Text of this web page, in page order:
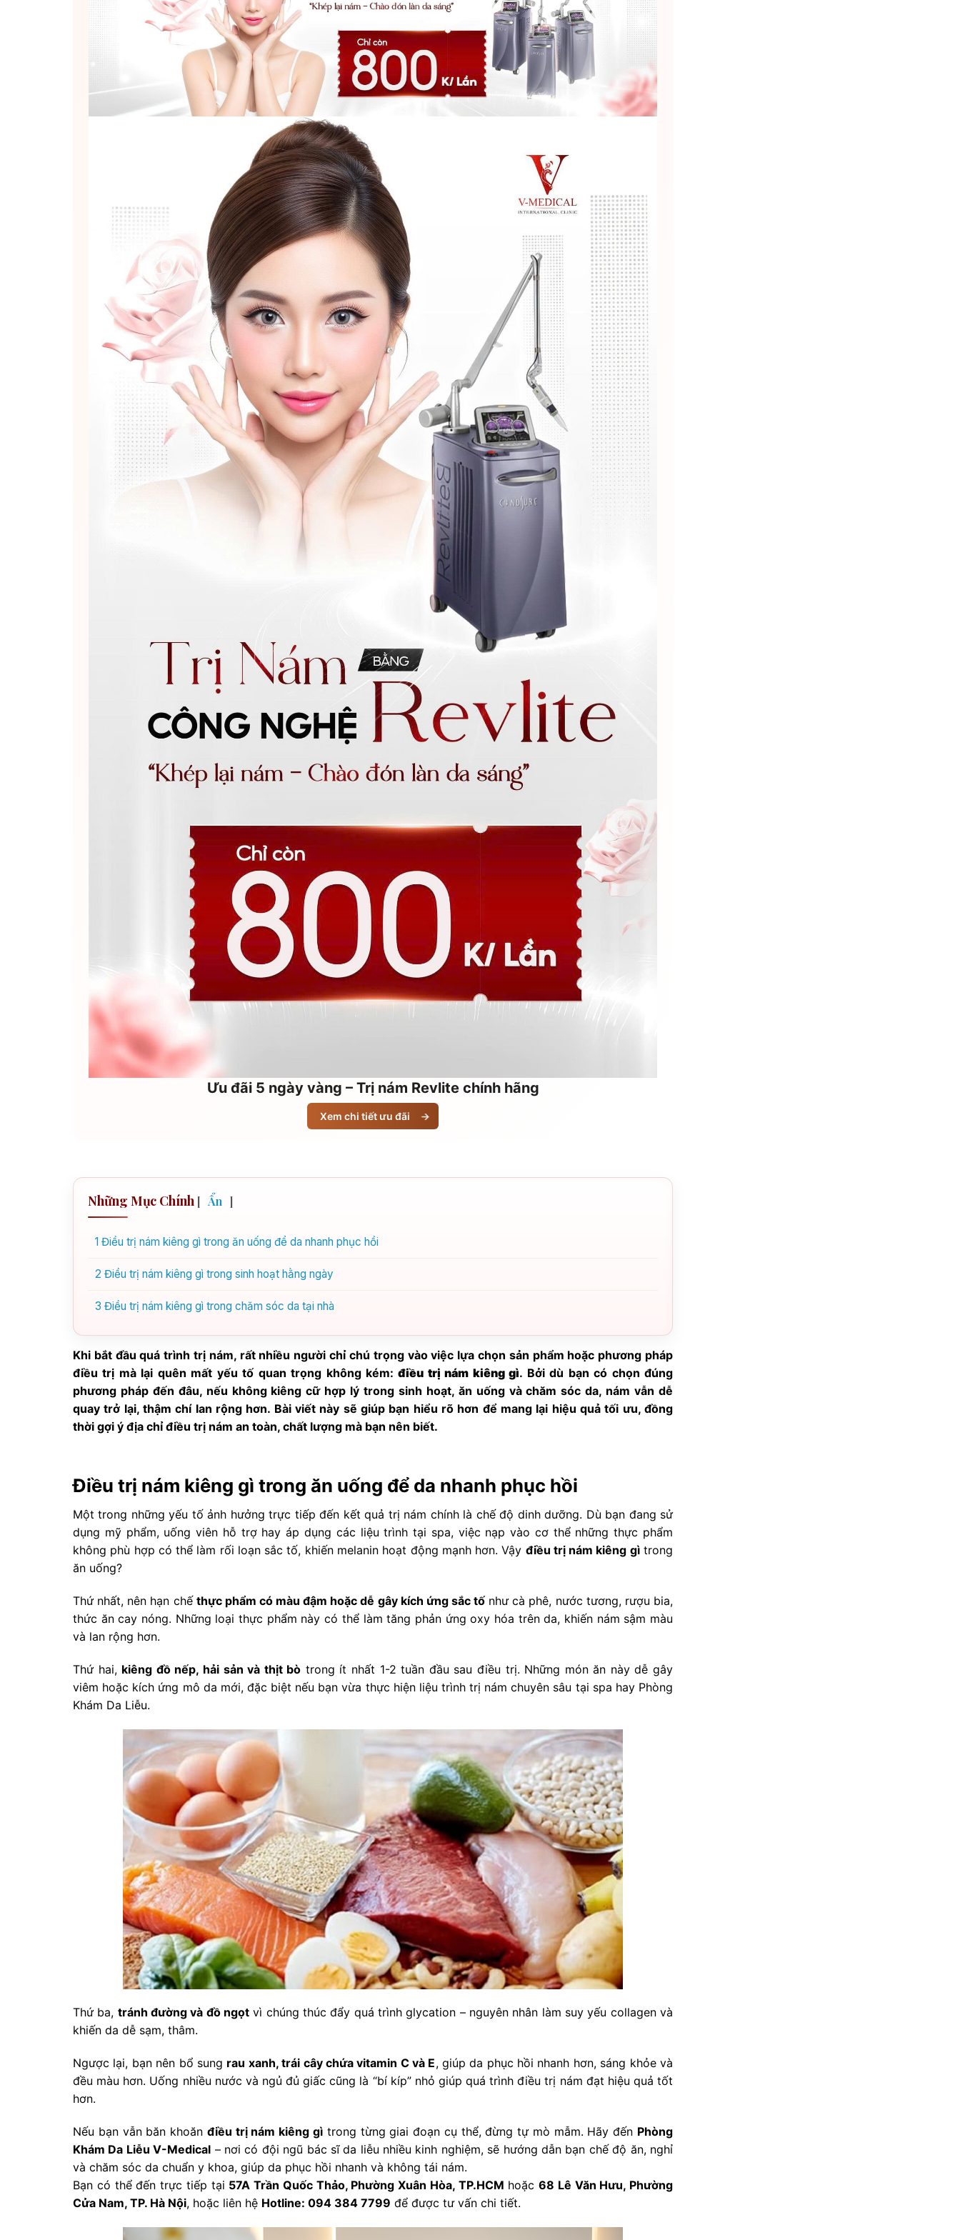
Ưu đãi 5 ngày vàng – Trị nám Revlite chính hãng
Xem chi tiết ưu đãi →
Những Mục Chính [ Ẩn ]
1 Điều trị nám kiêng gì trong ăn uống để da nhanh phục hồi
2 Điều trị nám kiêng gì trong sinh hoạt hằng ngày
3 Điều trị nám kiêng gì trong chăm sóc da tại nhà
Khi bắt đầu quá trình trị nám, rất nhiều người chỉ chú trọng vào việc lựa chọn sản phẩm hoặc phương pháp
điều trị mà lại quên mất yếu tố quan trọng không kém:điều trị nám kiêng gì. Bởi dù bạn có chọn đúng
phương pháp đến đâu, nếu không kiêng cữ hợp lý trong sinh hoạt, ăn uống và chăm sóc da, nám vẫn dễ
quay trở lại, thậm chí lan rộng hơn. Bài viết này sẽ giúp bạn hiểu rõ hơn để mang lại hiệu quả tối ưu, đồng
thời gợi ý địa chỉ điều trị nám an toàn, chất lượng mà bạn nên biết.
Điều trị nám kiêng gì trong ăn uống để da nhanh phục hồi
Một trong những yếu tố ảnh hưởng trực tiếp đến kết quả trị nám chính là chế độ dinh dưỡng. Dù bạn đang sử
dụng mỹ phẩm, uống viên hỗ trợ hay áp dụng các liệu trình tại spa, việc nạp vào cơ thể những thực phẩm
không phù hợp có thể làm rối loạn sắc tố, khiến melanin hoạt động mạnh hơn. Vậy điều trị nám kiêng gìtrong
ăn uống?
Thứ nhất, nên hạn chế thực phẩm có màu đậm hoặc dễ gây kích ứng sắc tốnhư cà phê, nước tương, rượu bia,
thức ăn cay nóng. Những loại thực phẩm này có thể làm tăng phản ứng oxy hóa trên da, khiến nám sậm màu
và lan rộng hơn.
Thứ hai, kiêng đồ nếp, hải sản và thịt bò trong ít nhất 1-2 tuần đầu sau điều trị. Những món ăn này dễ gây
viêm hoặc kích ứng mô da mới, đặc biệt nếu bạn vừa thực hiện liệu trình trị nám chuyên sâu tại spa hay Phòng
Khám Da Liễu.
Thứ ba, tránh đường và đồ ngọt vì chúng thúc đẩy quá trình glycation – nguyên nhân làm suy yếu collagen và
khiến da dễ sạm, thâm.
Ngược lại, bạn nên bổ sung rau xanh, trái cây chứa vitamin C và E, giúp da phục hồi nhanh hơn, sáng khỏe và
đều màu hơn. Uống nhiều nước và ngủ đủ giấc cũng là “bí kíp” nhỏ giúp quá trình điều trị nám đạt hiệu quả tốt
hơn.
Nếu bạn vẫn băn khoăn điều trị nám kiêng gìtrong từng giai đoạn cụ thể, đừng tự mò mẫm. Hãy đến Phòng
Khám Da Liễu V-Medical – nơi có đội ngũ bác sĩ da liễu nhiều kinh nghiệm, sẽ hướng dẫn bạn chế độ ăn, nghỉ
và chăm sóc da chuẩn y khoa, giúp da phục hồi nhanh và không tái nám.
Bạn có thể đến trực tiếp tại 57A Trần Quốc Thảo, Phường Xuân Hòa, TP.HCM hoặc 68 Lê Văn Hưu, Phường
Cửa Nam, TP. Hà Nội, hoặc liên hệ Hotline: 094 384 7799 để được tư vấn chi tiết.